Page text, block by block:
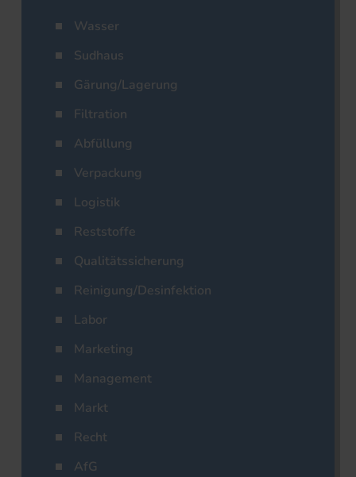
Wasser
Sudhaus
Gärung/Lagerung
Filtration
Abfüllung
Verpackung
Logistik
Reststoffe
Qualitätssicherung
Reinigung/Desinfektion
Labor
Marketing
Management
Markt
Recht
AfG